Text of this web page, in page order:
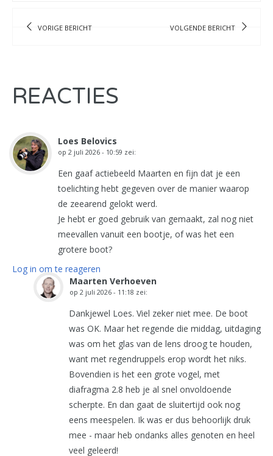
VORIGE BERICHT VOLGENDE BERICHT
REACTIES
Loes Belovics
op 2 juli 2026 - 10:59 zei:
Een gaaf actiebeeld Maarten en fijn dat je een
toelichting hebt gegeven over de manier waarop
de zeearend gelokt werd.
Je hebt er goed gebruik van gemaakt, zal nog niet
meevallen vanuit een bootje, of was het een
grotere boot?
Log in om te reageren
Maarten Verhoeven
op 2 juli 2026 - 11:18 zei:
Dankjewel Loes. Viel zeker niet mee. De boot
was OK. Maar het regende die middag, uitdaging
was om het glas van de lens droog te houden,
want met regendruppels erop wordt het niks.
Bovendien is het een grote vogel, met
diafragma 2.8 heb je al snel onvoldoende
scherpte. En dan gaat de sluitertijd ook nog
eens meespelen. Ik was er dus behoorlijk druk
mee - maar heb ondanks alles genoten en heel
veel geleerd!